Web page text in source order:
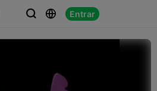
  Entrar
 